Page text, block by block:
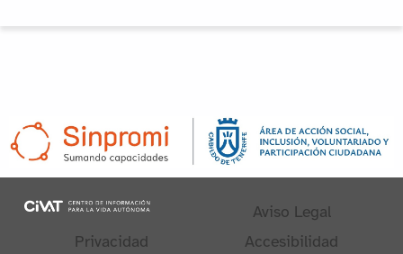
Aviso Legal
Privacidad
Accesibilidad